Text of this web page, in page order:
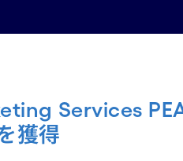
Services
獲得